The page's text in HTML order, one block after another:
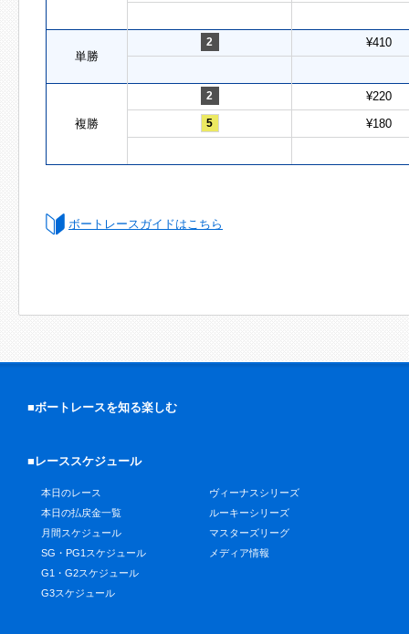
単勝
2 ¥410
複勝
2 ¥220
5 ¥180
ボートレースガイドはこちら
■ボートレースを知る楽しむ
■レーススケジュール
本日のレース
本日の払戻金一覧
月間スケジュール
SG・PG1スケジュール
G1・G2スケジュール
G3スケジュール
ヴィーナスシリーズ
ルーキーシリーズ
マスターズリーグ
メディア情報